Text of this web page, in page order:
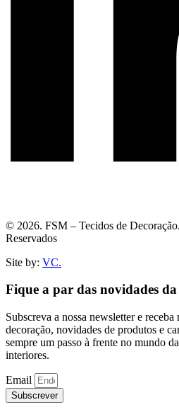
© 2026. FSM – Tecidos de
Reservados
Site by: VC.
Fique a par das novidades
Subscreva a nossa newsletter e
decoração, novidades de produtos e
sempre um passo à frente no mundo
interiores.
Email
Subscrever